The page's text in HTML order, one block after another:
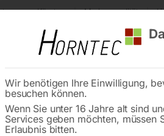
aus Kärnten Markenqualität
Reinigung
Ersatzfilter zu Aktivkohlefilter
Wir benötigen Ihre Einwilligung,
besuchen können.
Wenn Sie unter 16 Jahre alt sind
Services geben möchten, müssen
Erlaubnis bitten.